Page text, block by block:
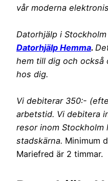
vår moderna
Datorhjälp i
Datorhjälp Hemma.
hem till dig och också
hos dig.
Vi debiterar 350:-
arbetstid. Vi debitera
resor inom
stadskärna. Minimum
Mariefred är 2 timmar.